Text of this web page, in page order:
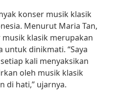
konser musik klasik
Menurut Maria Tan,
klasik merupakan
dinikmati. “Saya
kali menyaksikan
oleh musik klasik
di hati,” ujarnya.